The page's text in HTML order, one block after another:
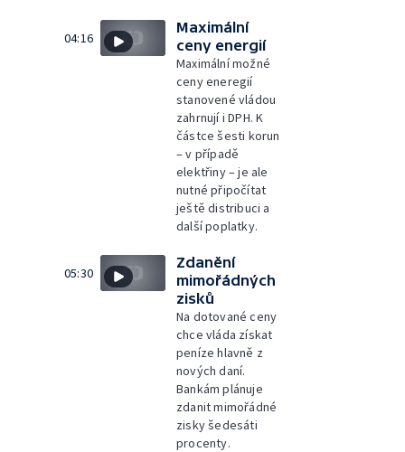
04:16
Maximální
ceny energií
Maximální možné
ceny eneregií
stanovené vládou
zahrnují i DPH. K
částce šesti korun
– v případě
elektřiny – je ale
nutné připočítat
ještě distribuci a
další poplatky.
05:30
Zdanění
mimořádných
zisků
Na dotované ceny
chce vláda získat
peníze hlavně z
nových daní.
Bankám plánuje
zdanit mimořádné
zisky šedesáti
procenty.